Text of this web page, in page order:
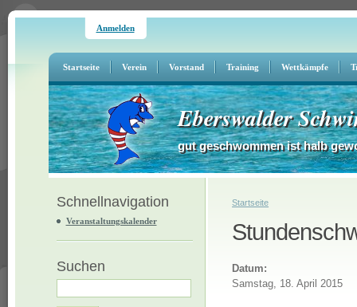
Anmelden
Startseite Verein Vorstand Training Wettkämpfe
Eberswalder
gut geschwommen ist halb
Schnellnavigation
Veranstaltungskalender
Suchen
Sie sind hier
Startseite
Datum:
Samstag, 18. April 2015